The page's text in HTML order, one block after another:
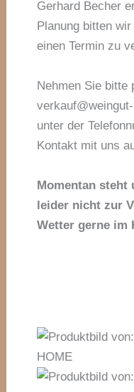
Gerhard Becher
Planung bitten
einen Termin zu
Nehmen Sie bitte
unter der
Kontakt mit uns
Momentan steht
leider nicht zur
Wetter gerne im